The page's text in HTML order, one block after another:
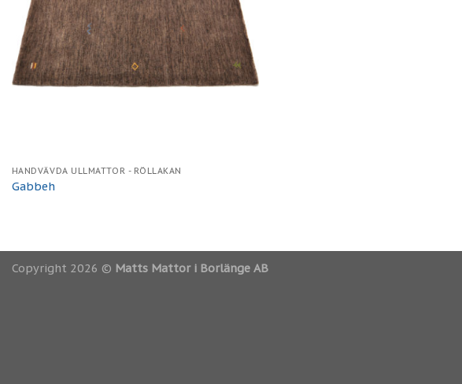
HANDVÄVDA ULLMATTOR - RÖLLAKAN
Gabbeh
Copyright 2026 © Matts Mattor i Borlänge AB